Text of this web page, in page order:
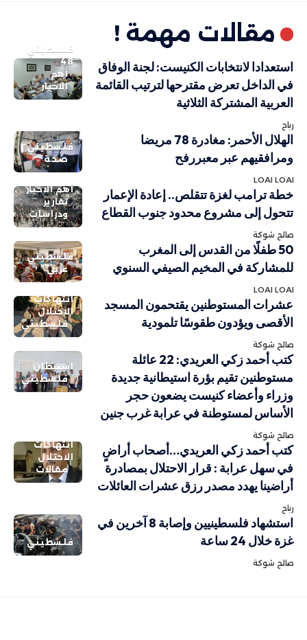
مقالات مهمة !
فلسطيني
48
أهم
الاخبار
استعدادا لانتخابات الكنيست: لجنة الوفاق
في الداخل تعرض مقترحها لترتيب القائمة
العربية المشتركة الثلاثية
رباح
فلسطيني
صحة
الهلال الأحمر: مغادرة 78 مريضا
ومرافقيهم عبر معبررفح
LOAI LOAI
أهم الاخبار
تقارير
ودراسات
خطة ترامب لغزة تتقلص.. إعادة الإعمار
تتحول إلى مشروع محدود جنوب القطاع
صالح شوكة
فلسطيني
عربي
50 طفلًا من القدس إلى المغرب
للمشاركة في المخيم الصيفي السنوي
LOAI LOAI
انتهاكات
الاحتلال
فلسطيني
عشرات المستوطنين يقتحمون المسجد
الأقصى ويؤدون طقوسًا تلمودية
صالح شوكة
استيطان
فلسطيني
كتب أحمد زكي العريدي: 22 عائلة
مستوطنين تقيم بؤرة استيطانية جديدة
وزراء وأعضاء كنيست يضعون حجر
الأساس لمستوطنة في عرابة غرب جنين
صالح شوكة
انتهاكات
الاحتلال
مقالات
كتب أحمد زكي العريدي…أصحاب أراضٍ
في سهل عرابة : قرار الاحتلال بمصادرة
أراضينا يهدد مصدر رزق عشرات العائلات
رباح
فلسطيني
استشهاد فلسطينيين وإصابة 8 آخرين في
غزة خلال 24 ساعة
صالح شوكة